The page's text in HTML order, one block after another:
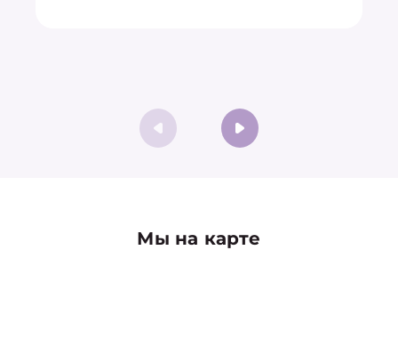
Мы на карте